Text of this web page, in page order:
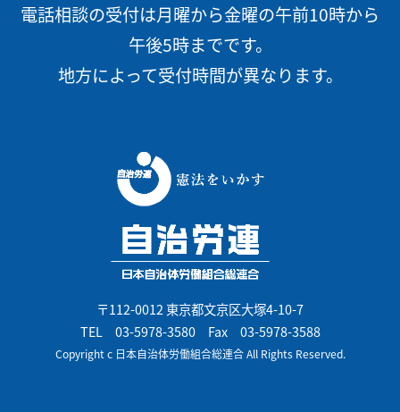
電話相談の受付は月曜から金曜の午前10時から
午後5時までです。
地方によって受付時間が異なります。
〒112-0012 東京都文京区大塚4-10-7
TEL 03-5978-3580Fax 03-5978-3588
Copyright c 日本自治体労働組合総連合 All Rights Reserved.